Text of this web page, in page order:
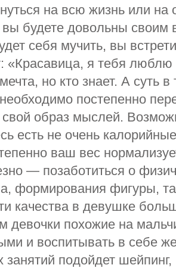
на всю жизнь или на
вы будете довольны своим
себя мучить, вы
«Красавица, я тебя люблю
но кто знает. А суть
постепенно
свой образ мыслей.
есть не очень
ваш вес
— позаботиться о
формирования фигуры,
качества в девушке
девочки похожие на
и воспитывать в себе
занятий подойдет шейпинг,